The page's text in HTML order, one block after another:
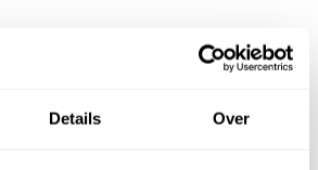
Details Over